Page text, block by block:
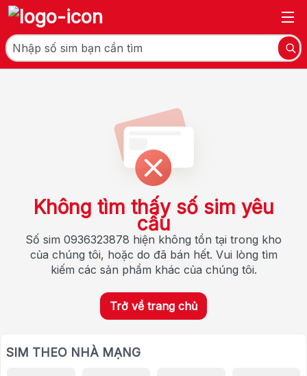
Không tìm thấy số sim yêu
cầu
Số sim 0936323878 hiện không tồn tại trong kho
của chúng tôi, hoặc do đã bán hết. Vui lòng tìm
kiếm các sản phẩm khác của chúng tôi.
Trở về trang chủ
SIM THEO NHÀ MẠNG